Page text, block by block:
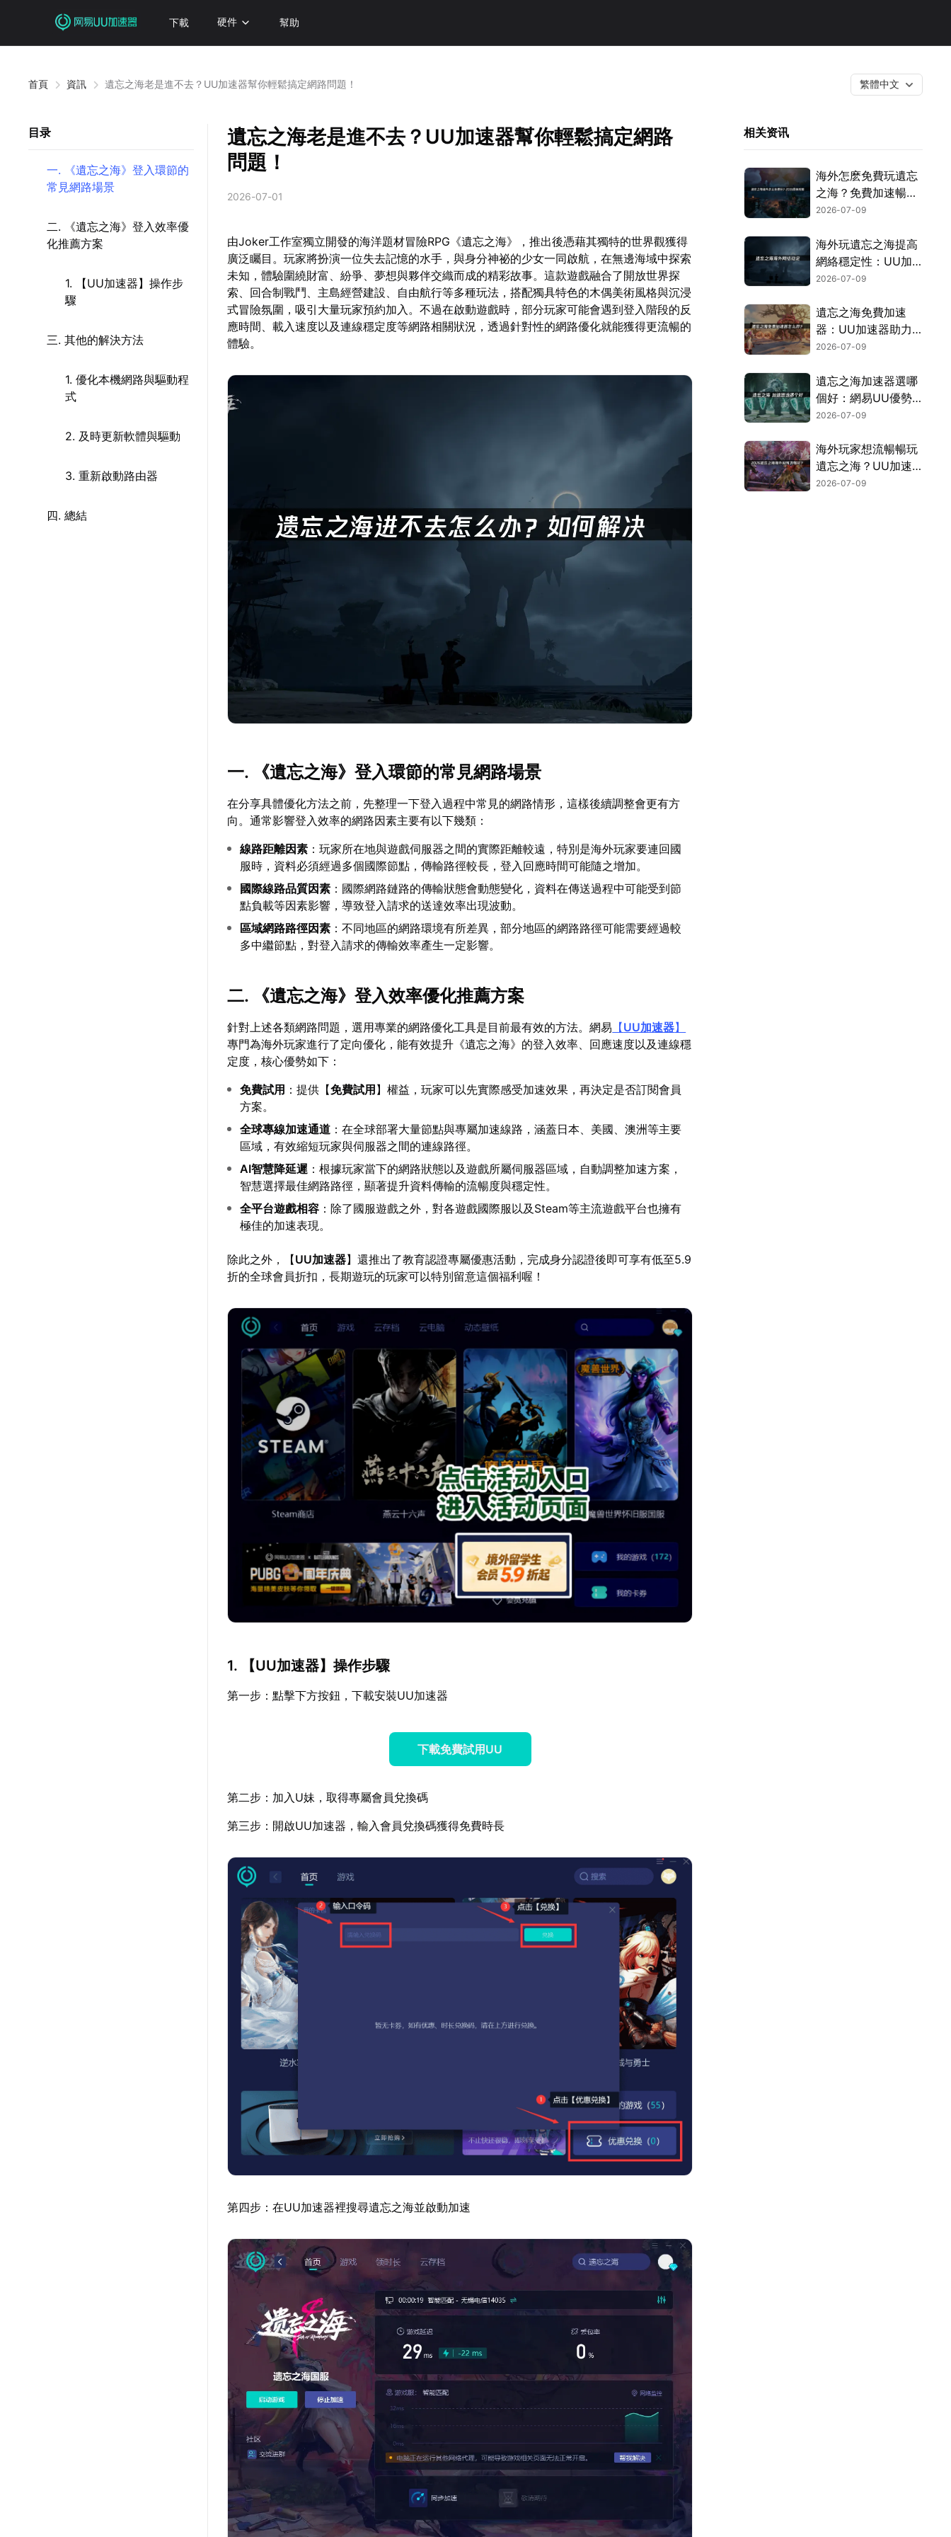
下載 硬件 幫助
首頁 資訊 遺忘之海老是進不去？UU加速器幫你輕鬆搞定網路問題！ 繁體中文
目录
一. 《遺忘之海》登入環節的
常見網路場景
二. 《遺忘之海》登入效率優
化推薦方案
1. 【UU加速器】操作步
驟
三. 其他的解決方法
1. 優化本機網路與驅動程
式
2. 及時更新軟體與驅動
3. 重新啟動路由器
四. 總結
遺忘之海老是進不去？UU加速器幫你輕鬆搞定網路
問題！
2026-07-01
由Joker工作室獨立開發的海洋題材冒險RPG《遺忘之海》，推出後憑藉其獨特的世界觀獲得
廣泛矚目。玩家將扮演一位失去記憶的水手，與身分神祕的少女一同啟航，在無邊海域中探索
未知，體驗圍繞財富、紛爭、夢想與夥伴交織而成的精彩故事。這款遊戲融合了開放世界探
索、回合制戰鬥、主島經營建設、自由航行等多種玩法，搭配獨具特色的木偶美術風格與沉浸
式冒險氛圍，吸引大量玩家預約加入。不過在啟動遊戲時，部分玩家可能會遇到登入階段的反
應時間、載入速度以及連線穩定度等網路相關狀況，透過針對性的網路優化就能獲得更流暢的
體驗。
一. 《遺忘之海》登入環節的常見網路場景
在分享具體優化方法之前，先整理一下登入過程中常見的網路情形，這樣後續調整會更有方
向。通常影響登入效率的網路因素主要有以下幾類：
線路距離因素 ：玩家所在地與遊戲伺服器之間的實際距離較遠，特別是海外玩家要連回國
服時，資料必須經過多個國際節點，傳輸路徑較長，登入回應時間可能隨之增加。
國際線路品質因素 ：國際網路鏈路的傳輸狀態會動態變化，資料在傳送過程中可能受到節
點負載等因素影響，導致登入請求的送達效率出現波動。
區域網路路徑因素 ：不同地區的網路環境有所差異，部分地區的網路路徑可能需要經過較
多中繼節點，對登入請求的傳輸效率產生一定影響。
二. 《遺忘之海》登入效率優化推薦方案
針對上述各類網路問題，選用專業的網路優化工具是目前最有效的方法。網易 【UU加速器】
專門為海外玩家進行了定向優化，能有效提升《遺忘之海》的登入效率、回應速度以及連線穩
定度，核心優勢如下：
免費試用 ：提供【免費試用】權益，玩家可以先實際感受加速效果，再決定是否訂閱會員
方案。
全球專線加速通道 ：在全球部署大量節點與專屬加速線路，涵蓋日本、美國、澳洲等主要
區域，有效縮短玩家與伺服器之間的連線路徑。
AI智慧降延遲 ：根據玩家當下的網路狀態以及遊戲所屬伺服器區域，自動調整加速方案，
智慧選擇最佳網路路徑，顯著提升資料傳輸的流暢度與穩定性。
全平台遊戲相容 ：除了國服遊戲之外，對各遊戲國際服以及Steam等主流遊戲平台也擁有
極佳的加速表現。
除此之外，【UU加速器】還推出了教育認證專屬優惠活動，完成身分認證後即可享有低至5.9
折的全球會員折扣，長期遊玩的玩家可以特別留意這個福利喔！
1. 【UU加速器】操作步驟
第一步：點擊下方按鈕，下載安裝UU加速器
下載免費試用UU
第二步：加入U妹，取得專屬會員兌換碼
第三步：開啟UU加速器，輸入會員兌換碼獲得免費時長
第四步：在UU加速器裡搜尋遺忘之海並啟動加速
相关资讯
海外怎麽免費玩遺忘
之海？免費加速暢玩
攻略！
2026-07-09
海外玩遺忘之海提高
網絡穩定性：UU加
速器遊玩指南！
2026-07-09
遺忘之海免費加速
器：UU加速器助力
暢玩PC公測！
2026-07-09
遺忘之海加速器選哪
個好：網易UU優勢
解析！
2026-07-09
海外玩家想流暢暢玩
遺忘之海？UU加速
器免費優化網路連
2026-07-09